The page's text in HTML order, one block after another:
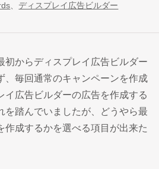
、ディスプレイ広告ビルダー
初からディスプレイ広告ビルダー
、毎回通常のキャンペーンを作成
イ広告ビルダーの広告を作成する
を踏んでいましたが、どうやら最
作成するかを選べる項目が出来た